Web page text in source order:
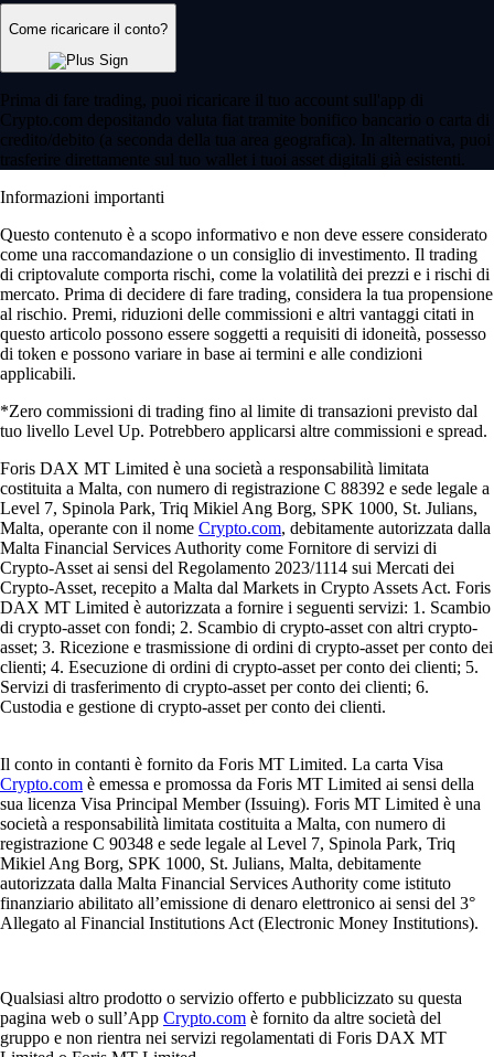
Come ricaricare il conto?
Prima di fare trading, puoi ricaricare il tuo account sull'app di
Crypto.com depositando valuta fiat tramite bonifico bancario o carta di
credito/debito (a seconda della tua area geografica). In alternativa, puoi
trasferire direttamente sul tuo wallet i tuoi asset digitali già esistenti.
Informazioni importanti
Questo contenuto è a scopo informativo e non deve essere considerato
come una raccomandazione o un consiglio di investimento. Il trading
di criptovalute comporta rischi, come la volatilità dei prezzi e i rischi di
mercato. Prima di decidere di fare trading, considera la tua propensione
al rischio. Premi, riduzioni delle commissioni e altri vantaggi citati in
questo articolo possono essere soggetti a requisiti di idoneità, possesso
di token e possono variare in base ai termini e alle condizioni
applicabili.
*Zero commissioni di trading fino al limite di transazioni previsto dal
tuo livello Level Up. Potrebbero applicarsi altre commissioni e spread.
Foris DAX MT Limited è una società a responsabilità limitata
costituita a Malta, con numero di registrazione C 88392 e sede legale a
Level 7, Spinola Park, Triq Mikiel Ang Borg, SPK 1000, St. Julians,
Malta, operante con il nome Crypto.com, debitamente autorizzata dalla
Malta Financial Services Authority come Fornitore di servizi di
Crypto-Asset ai sensi del Regolamento 2023/1114 sui Mercati dei
Crypto-Asset, recepito a Malta dal Markets in Crypto Assets Act. Foris
DAX MT Limited è autorizzata a fornire i seguenti servizi: 1. Scambio
di crypto-asset con fondi; 2. Scambio di crypto-asset con altri crypto-
asset; 3. Ricezione e trasmissione di ordini di crypto-asset per conto dei
clienti; 4. Esecuzione di ordini di crypto-asset per conto dei clienti; 5.
Servizi di trasferimento di crypto-asset per conto dei clienti; 6.
Custodia e gestione di crypto-asset per conto dei clienti.
Il conto in contanti è fornito da Foris MT Limited. La carta Visa
Crypto.com è emessa e promossa da Foris MT Limited ai sensi della
sua licenza Visa Principal Member (Issuing). Foris MT Limited è una
società a responsabilità limitata costituita a Malta, con numero di
registrazione C 90348 e sede legale al Level 7, Spinola Park, Triq
Mikiel Ang Borg, SPK 1000, St. Julians, Malta, debitamente
autorizzata dalla Malta Financial Services Authority come istituto
finanziario abilitato all’emissione di denaro elettronico ai sensi del 3°
Allegato al Financial Institutions Act (Electronic Money Institutions).
Qualsiasi altro prodotto o servizio offerto e pubblicizzato su questa
pagina web o sull’App Crypto.com è fornito da altre società del
gruppo e non rientra nei servizi regolamentati di Foris DAX MT